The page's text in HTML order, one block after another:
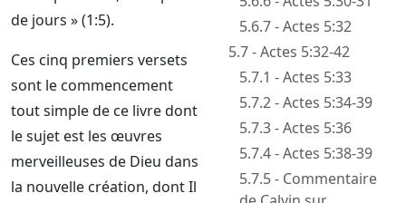
de jours » (1:5).
Ces cinq premiers versets
sont le commencement
tout simple de ce livre dont
le sujet est les œuvres
merveilleuses de Dieu dans
la nouvelle création, dont Il
5.6.7 - Actes 5:32
5.7 - Actes 5:32-42
5.7.1 - Actes 5:33
5.7.2 - Actes 5:34-39
5.7.3 - Actes 5:36
5.7.4 - Actes 5:38-39
5.7.5 - Commentaire